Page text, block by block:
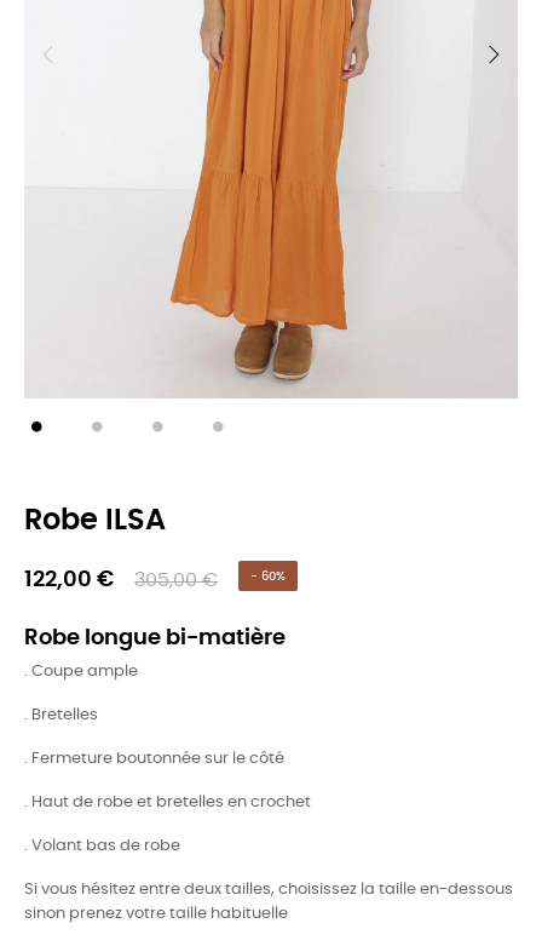
Robe ILSA
122,00 € 305,00 € - 60%
Robe longue bi-matière
. Coupe ample
. Bretelles
. Fermeture boutonnée sur le côté
. Haut de robe et bretelles en crochet
. Volant bas de robe
Si vous hésitez entre deux tailles, choisissez la taille en-dessous
sinon prenez votre taille habituelle